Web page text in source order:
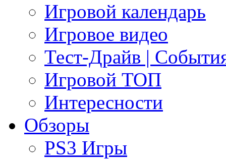
Игровой календарь
Игровое видео
Тест-Драйв |
Игровой ТОП
Интересности
Обзоры
PS3 Игры